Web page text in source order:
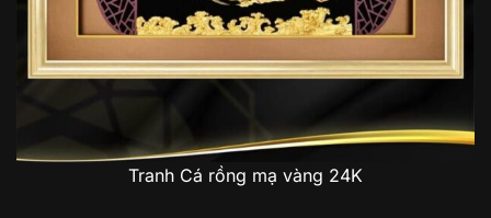
Tranh Cá rồng mạ vàng 24K